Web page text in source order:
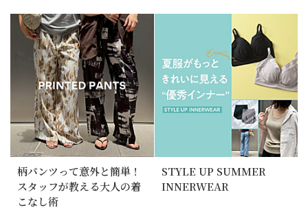
柄パンツって意外と簡単！
スタッフが教える大人の着
こなし術
STYLE UP SUMMER
INNERWEAR